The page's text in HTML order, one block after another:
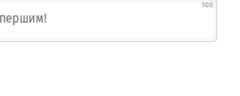
500